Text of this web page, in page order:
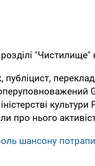
"Чистилище"
публіцист,
про нього
шансону